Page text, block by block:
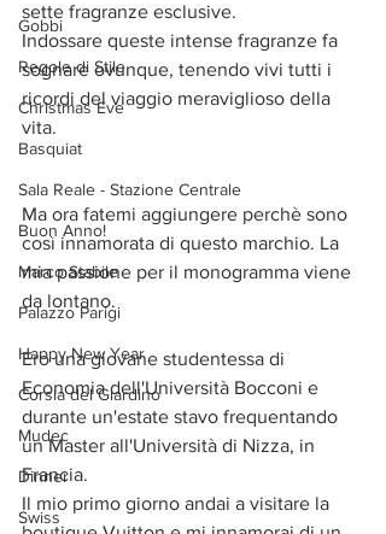
Gobbi
Regole di Stile
Christmas Eve
Basquiat
Sala Reale - Stazione Centrale
Buon Anno!
Marco Stabile
Palazzo Parigi
Happy New Year
Corsia del Giardino
Mudec
Dinner
Swiss
sette fragranze esclusive.
Indossare queste intense fragranze fa
sognare ovunque, tenendo vivi tutti i
ricordi del viaggio meraviglioso della
vita.
Ma ora fatemi aggiungere perchè sono
così innamorata di questo marchio. La
mia passione per il monogramma viene
da lontano.
Ero una giovane studentessa di
Economia dell'Università Bocconi e
durante un'estate stavo frequentando
un Master all'Università di Nizza, in
Francia.
Il mio primo giorno andai a visitare la